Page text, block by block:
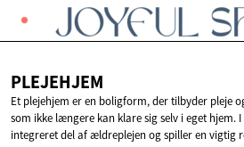
PLEJEHJEM
Et plejehjem er en boligform, der tilbyder pleje
som ikke længere kan klare sig selv i eget hjem.
integreret del af ældreplejen og spiller en vigtig